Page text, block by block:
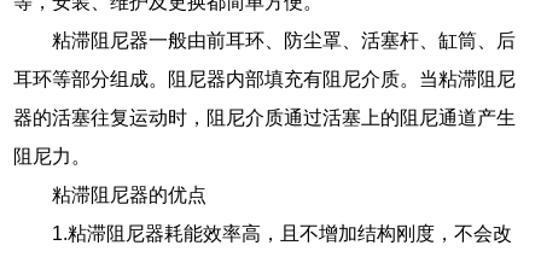
粘滞阻尼器一般由前耳环、防尘罩、活塞杆、缸筒、后
耳环等部分组成。阻尼器内部填充有阻尼介质。当粘滞阻尼
器的活塞往复运动时，阻尼介质通过活塞上的阻尼通道产生
阻尼力。
粘滞阻尼器的优点
1.粘滞阻尼器耗能效率高，且不增加结构刚度，不会改